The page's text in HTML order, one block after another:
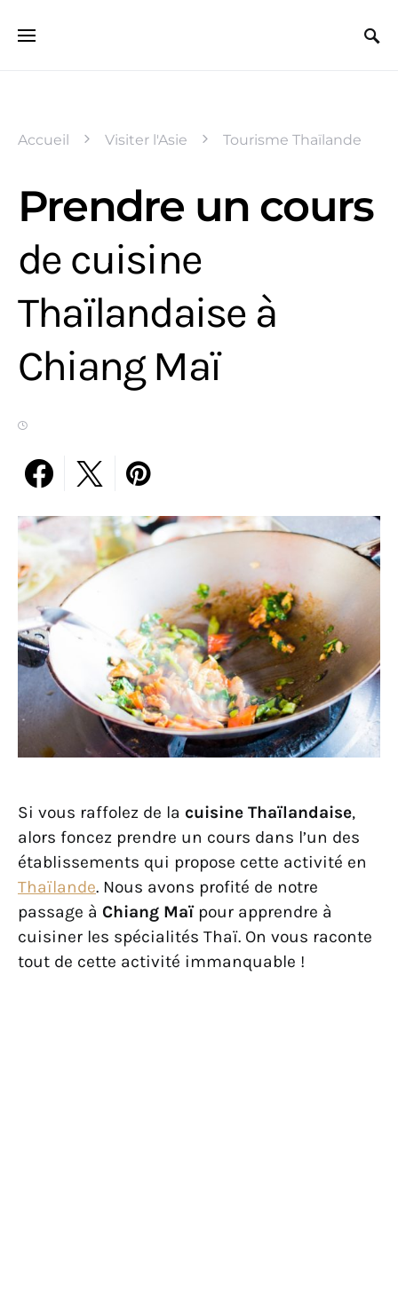
Accueil Visiter l'Asie Tourisme Thaïlande
Prendre un cours
de cuisine
Thaïlandaise à
Chiang Maï
Si vous raffolez de la cuisine Thaïlandaise,
alors foncez prendre un cours dans l’un des
établissements qui propose cette activité en
Thaïlande. Nous avons profité de notre
passage à Chiang Maïpour apprendre à
cuisiner les spécialités Thaï. On vous raconte
tout de cette activité immanquable !